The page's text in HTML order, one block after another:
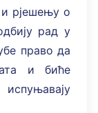
и рјешењу о
рад у
право да
и биће